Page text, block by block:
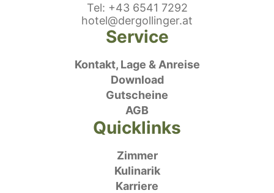
Telefonnummer
: +43 6541 7292
E-Mail:
hotel@dergollinger.at
Service
Kontakt, Lage & Anreise
Download
Gutscheine
AGB
Quicklinks
Zimmer
Kulinarik
Karriere